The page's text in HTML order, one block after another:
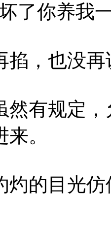
你养我一
，也没再
有规定，
。
的目光仿